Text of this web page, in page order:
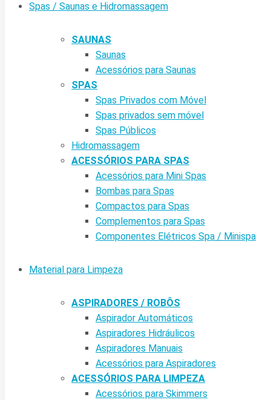
Spas / Saunas e Hidromassagem
SAUNAS
Saunas
Acessórios para Saunas
SPAS
Spas Privados com Móvel
Spas privados sem móvel
Spas Públicos
Hidromassagem
ACESSÓRIOS PARA SPAS
Acessórios para Mini Spas
Bombas para Spas
Compactos para Spas
Complementos para Spas
Componentes Elétricos Spa / Minispa
Material para Limpeza
ASPIRADORES / ROBÔS
Aspirador Automáticos
Aspiradores Hidráulicos
Aspiradores Manuais
Acessórios para Aspiradores
ACESSÓRIOS PARA LIMPEZA
Acessórios para Skimmers